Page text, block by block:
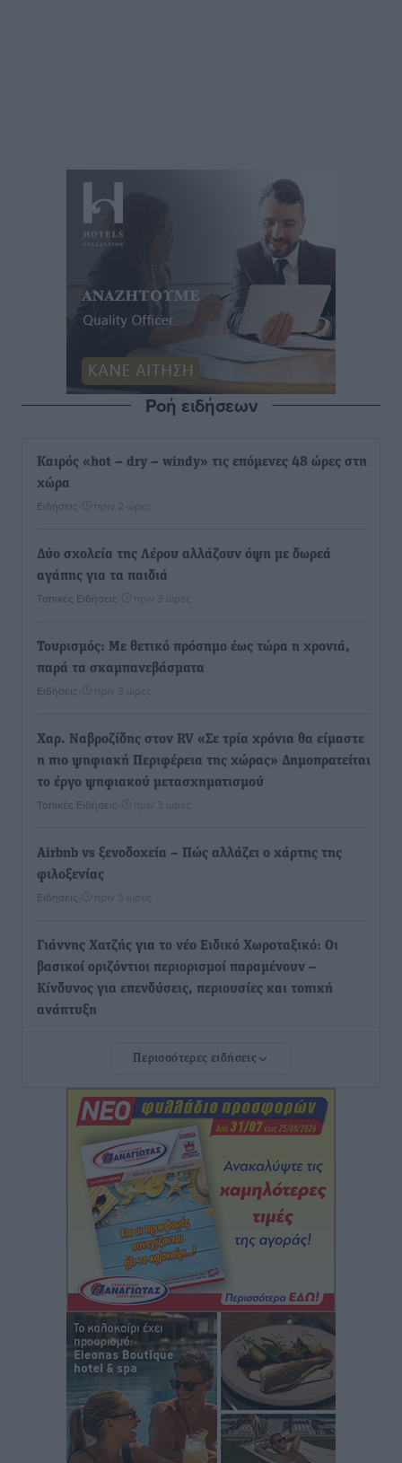
Ροή ειδήσεων
Καιρός «hot – dry – windy» τις επόμενες 48 ώρες στη
χώρα
Ειδήσεις πριν 2 ώρες
Δύο σχολεία της Λέρου αλλάζουν όψη με δωρεά
αγάπης για τα παιδιά
Τοπικές Ειδήσεις πριν 3 ώρες
Τουρισμός: Με θετικό πρόσημο έως τώρα η χρονιά,
παρά τα σκαμπανεβάσματα
Ειδήσεις πριν 3 ώρες
Χαρ. Ναβροζίδης στον RV «Σε τρία χρόνια θα είμαστε
η πιο ψηφιακή Περιφέρεια της χώρας» Δημοπρατείται
το έργο ψηφιακού μετασχηματισμού
Τοπικές Ειδήσεις πριν 3 ώρες
Airbnb vs ξενοδοχεία – Πώς αλλάζει ο χάρτης της
φιλοξενίας
Ειδήσεις πριν 3 ώρες
Γιάννης Χατζής για το νέο Ειδικό Χωροταξικό: Οι
βασικοί οριζόντιοι περιορισμοί παραμένουν –
Κίνδυνος για επενδύσεις, περιουσίες και τοπική
ανάπτυξη
δεν υπάρχουν περιθώρια εφησυχασμού
Ειδήσεις• πριν 4 ώρες
Στον Άγιο Νικόλαο Χάλκης ανοίγει ξανά το
ανανεωμένο εκκλησιαστικό μουσείο από τη Λέσχη
Lions Χάλκης
Τοπικές Ειδήσεις • πριν 4 ώρες
Ρόδος: «Βουλιάζει» από τουρίστες – Πάνω από 1 εκατ.
επιβάτες και 55 κρουαζιερόπλοια
Τοπικές Ειδήσεις• πριν 4 ώρες
Γ’ Εθνική Κατηγορία: Οι ημερομηνίες των
αγωνιστικών της κανονικής περιόδου
• πριν 9 ώρες
Περισσότερες ειδήσεις